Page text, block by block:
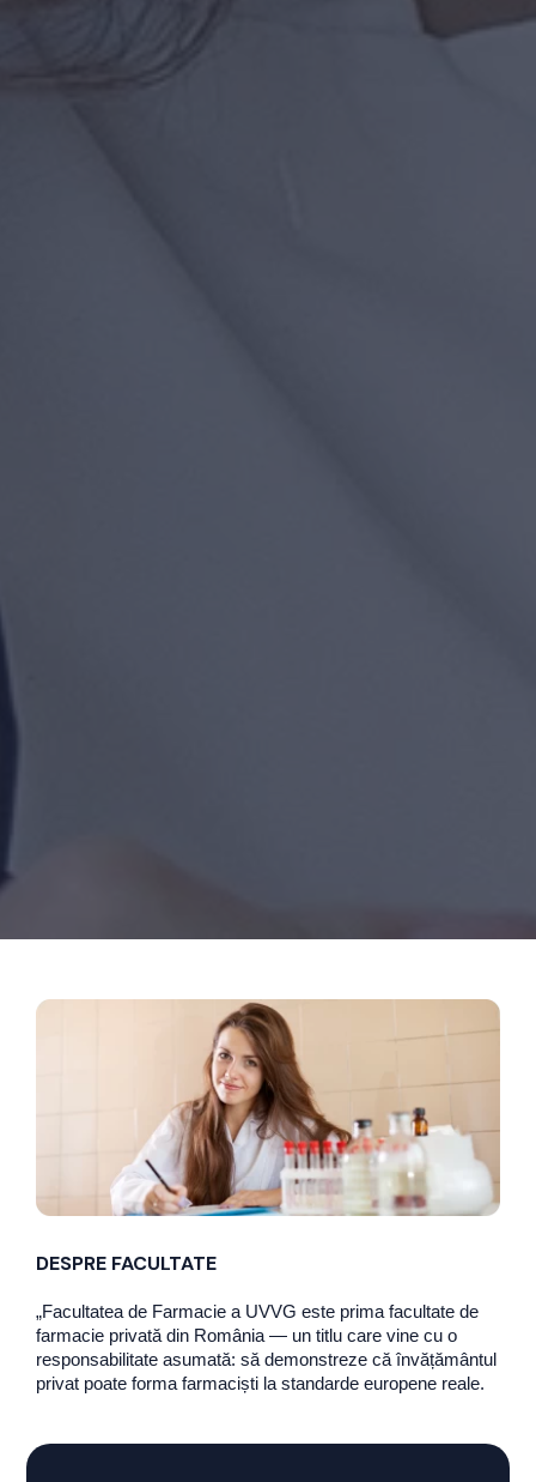
DESPRE FACULTATE
„Facultatea de Farmacie a UVVG este prima facultate de
farmacie privată din România — un titlu care vine cu o
responsabilitate asumată: să demonstreze că învățământul
privat poate forma farmaciști la standarde europene reale.